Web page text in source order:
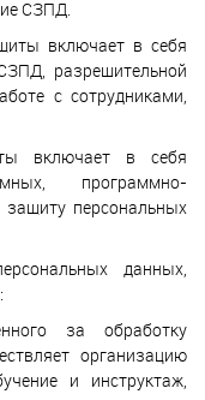
СЗПД.
включает в себя
разрешительной
с сотрудниками,
включает в себя
программно-
персональных
данных,
за обработку
организацию
и инструктаж,